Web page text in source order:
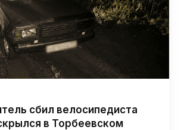
сбил велосипедиста
в Торбеевском